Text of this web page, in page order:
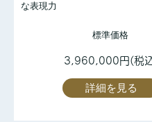
な表現力
標準価格
3,960,000円(税
詳細を見る